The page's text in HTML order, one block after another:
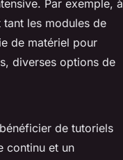
Par exemple, à
les modules de
de matériel pour
diverses options de
de tutoriels
continu et un